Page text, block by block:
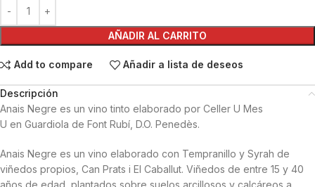
AÑADIR AL CARRITO
Add to compare Añadir a lista de deseos
Descripción
Anais Negre es un vino tinto elaborado por Celler U Mes
U en Guardiola de Font Rubí, D.O. Penedès.
Anais Negre es un vino elaborado con Tempranillo y Syrah de
viñedos propios, Can Prats i El Caballut. Viñedos de entre 15 y 40
años de edad, plantados sobre suelos arcillosos y calcáreos a